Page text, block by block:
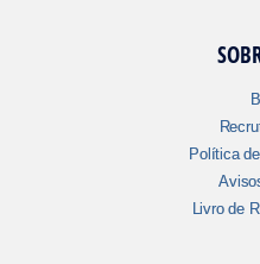
Política
Livro de